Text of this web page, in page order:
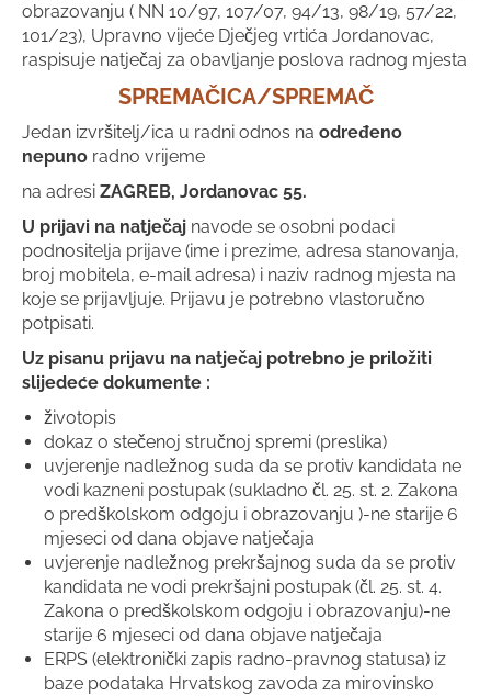
obrazovanju ( NN 10/97, 107/07, 94/13, 98/19, 57/22,
101/23), Upravno vijeće Dječjeg vrtića Jordanovac,
raspisuje natječaj za obavljanje poslova radnog mjesta
SPREMAČICA/SPREMAČ
Jedan izvršitelj/ica u radni odnos na određeno
nepuno radno vrijeme
na adresi ZAGREB, Jordanovac 55.
U prijavi na natječaj navode se osobni podaci
podnositelja prijave (ime i prezime, adresa stanovanja,
broj mobitela, e-mail adresa) i naziv radnog mjesta na
koje se prijavljuje. Prijavu je potrebno vlastoručno
potpisati.
Uz pisanu prijavu na natječaj potrebno je priložiti
slijedeće dokumente :
životopis
dokaz o stečenoj stručnoj spremi (preslika)
uvjerenje nadležnog suda da se protiv kandidata ne
vodi kazneni postupak (sukladno čl. 25. st. 2. Zakona
o predškolskom odgoju i obrazovanju )-ne starije 6
mjeseci od dana objave natječaja
uvjerenje nadležnog prekršajnog suda da se protiv
kandidata ne vodi prekršajni postupak (čl. 25. st. 4.
Zakona o predškolskom odgoju i obrazovanju)-ne
starije 6 mjeseci od dana objave natječaja
ERPS (elektronički zapis radno-pravnog statusa) iz
baze podataka Hrvatskog zavoda za mirovinsko